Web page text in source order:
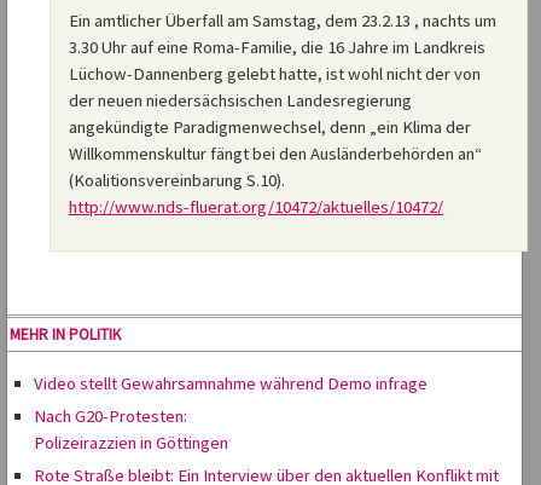
Ein amtlicher Überfall am Samstag, dem 23.2.13 , nachts um
3.30 Uhr auf eine Roma-Familie, die 16 Jahre im Landkreis
Lüchow-Dannenberg gelebt hatte, ist wohl nicht der von
der neuen niedersächsischen Landesregierung
angekündigte Paradigmenwechsel, denn „ein Klima der
Willkommenskultur fängt bei den Ausländerbehörden an“
(Koalitionsvereinbarung S.10).
http://www.nds-fluerat.org/10472/aktuelles/10472/
MEHR IN POLITIK
Video stellt Gewahrsamnahme während Demo infrage
Nach G20-Protesten:
Polizeirazzien in Göttingen
Rote Straße bleibt: Ein Interview über den aktuellen Konflikt mit